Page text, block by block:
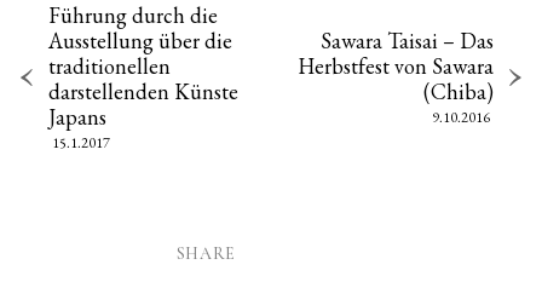
Führung durch die
Ausstellung über die
traditionellen
darstellenden Künste
Japans
15.1.2017
Sawara Taisai – Das
Herbstfest von Sawara
(Chiba)
9.10.2016
SHARE